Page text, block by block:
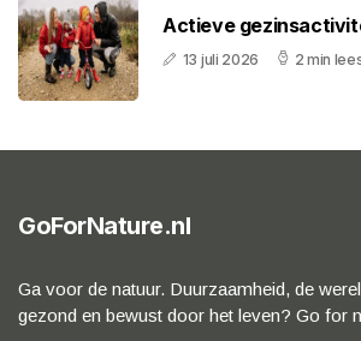
Actieve
13 juli 2026 2 min
GoForNature.nl
Ga voor de natuur. Duurzaamheid, de
gezond en bewust door het leven? Go for